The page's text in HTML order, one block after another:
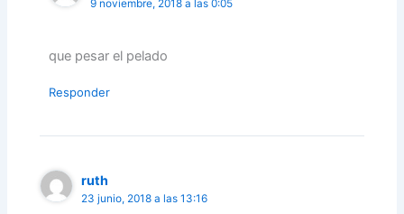
9 noviembre, 2018 a las 0:05
que pesar el pelado
Responder
ruth
23 junio, 2018 a las 13:16